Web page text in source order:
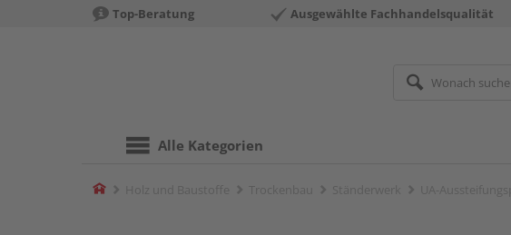
Top-Beratung Ausgewählte Fachhandelsqualität
Alle Kategorien
Home